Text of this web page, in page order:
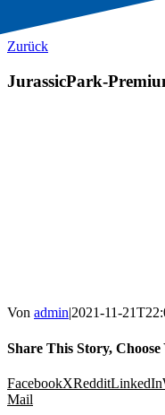
Zurück
JurassicPark-
Von admin|2021-11-
Share This Story,
FacebookXRedditLinkedIn
Mail